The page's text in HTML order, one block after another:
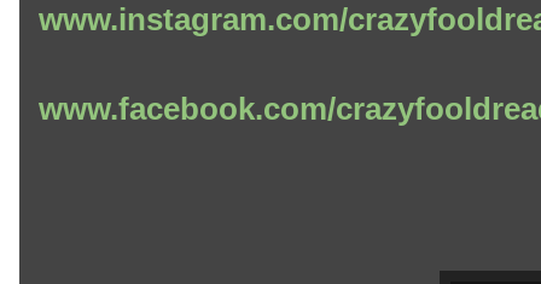
www.instagram.com/
www.facebook.com/